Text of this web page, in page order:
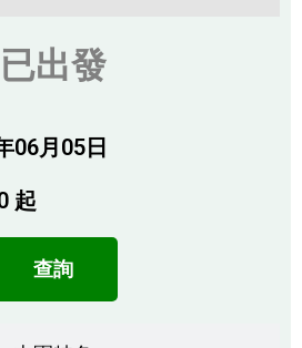
已出發
06月05日
起
查詢